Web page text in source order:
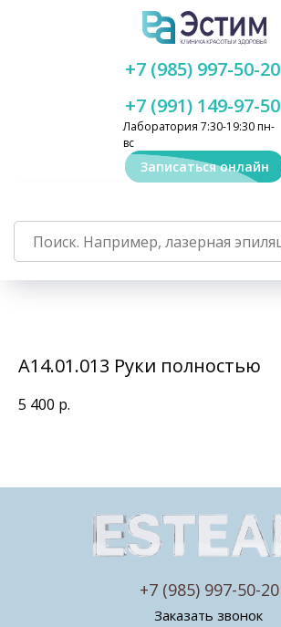
Лаборатория 7:30-19:30 пн-
вс
+7 (991) 149-97-50
+7 (985) 997-50-20
Записаться онлайн
А14.01.013 Руки полностью
5 400 р.
Заказать звонок
+7 (985) 997-50-20